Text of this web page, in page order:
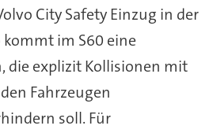
City Safety Einzug in der
im S60 eine
die explizit Kollisionen mit
Fahrzeugen
soll. Für